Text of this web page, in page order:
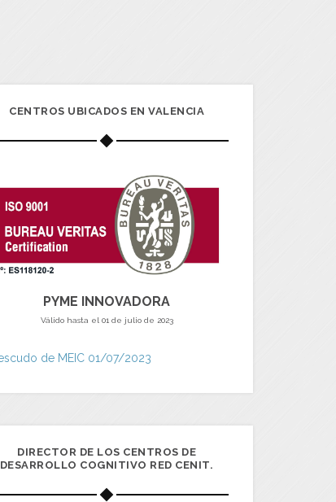
CENTROS UBICADOS EN VALENCIA
PYME INNOVADORA
Válido hasta el 01 de julio de 2023
DIRECTOR DE LOS CENTROS DE
DESARROLLO COGNITIVO RED CENIT.